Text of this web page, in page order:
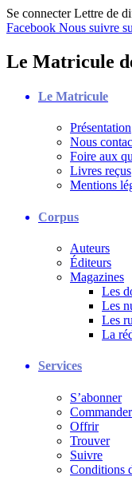
Se connecter Lettre de
Facebook Nous suivre
Le Matricule
Le Matricule
Présentation
Nous
Foire aux
Livres reçus
Mentions
Corpus
Auteurs
Éditeurs
Magazines
Les
Les
Les
La
Services
S’abonner
Commander
Offrir
Trouver
Suivre
Conditions